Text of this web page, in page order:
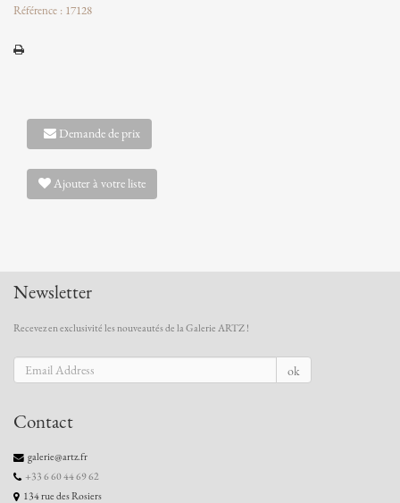
Référence : 17128
Demande de prix
Ajouter à votre liste
Newsletter
Recevez en exclusivité les nouveautés de la Galerie ARTZ !
ok
Contact
galerie@artz.fr
+33 6 60 44 69 62
134 rue des Rosiers